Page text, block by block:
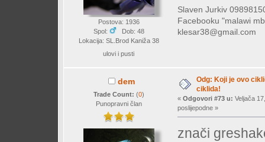
Postova: 1936
Spol:
Dob: 48
Lokacija: SL.Brod Kaniža 38
ulovi i pusti
Slaven Jurkiv
Facebooku "malawi
klesar38@gmail.com
dem
Trade Count: (0)
Punopravni član
Odg: Koji je ovo
ciklida!
« Odgovori #73 u: Veljača
poslijepodne »
znači